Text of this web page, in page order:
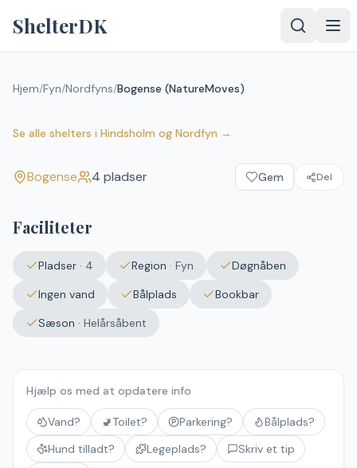
ShelterDK
Hjem/Fyn/Nordfyns/Bogense (NatureMoves)
Se alle shelters i Hindsholm og Nordfyn →
Bogense (NatureMoves)
Bogense
Bogense 4 pladser Gem Del
Faciliteter
Pladser · 4 Region · Fyn
Døgnåben
Ingen vand
Bålplads
Bookbar
Sæson · Helårsåbent
Hjælp os med at opdatere info
Vand? 🚽Toilet? Parkering?
Bålplads?
Hund tilladt?
Legeplads?
Skriv et tip